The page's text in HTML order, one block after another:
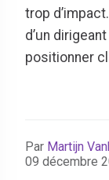
trop
d’un
positionner
Par Martijn
09 décembre